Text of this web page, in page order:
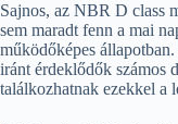
Sajnos, az NBR D class
sem maradt fenn a mai
működőképes
iránt érdeklődők számos
találkozhatnak ezekkel a